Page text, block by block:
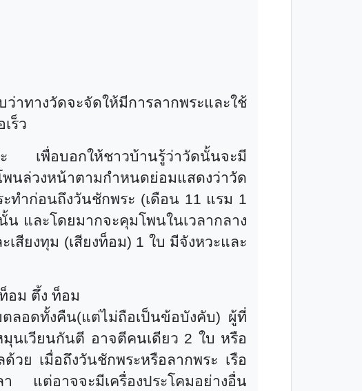
างวัดจะจัดให้มีการลากพระและใช้
ร็ว
เพื่อบอกให้ชาวบ้านรู้ว่าวัดนั้นจะมี
นล่วงหน้าตามกำหนดย่อมแสดงว่าวัด
ทำก่อนถึงวันชักพระ (เดือน 11 แรม 1
น และโดยมากจะคุมโพนในเวลากลาง
สียงทุม (เสียงท็อม) 1 ใบ มีจังหวะและ
อม ตึ้ง ท็อม
ลอดทั้งคืน(แต่ไม่ถือเป็นข้อบังคับ) ผู้ที่
นเวียนกันตี อาจตีคนเดียว 2 ใบ หรือ
วย เมื่อถึงวันชักพระหรือลากพระ เรือ
แต่อาจจะมีเครื่องประโคมอย่างอื่น